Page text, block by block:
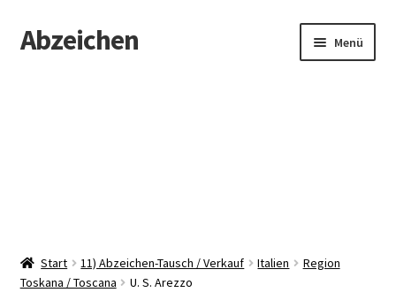
Zur
Navigation
Zum
Inhalt
Abzeichen Menü
Start 11) Abzeichen-Tausch / Verkauf Italien
Region
Toskana / Toscana
U. S. Arezzo